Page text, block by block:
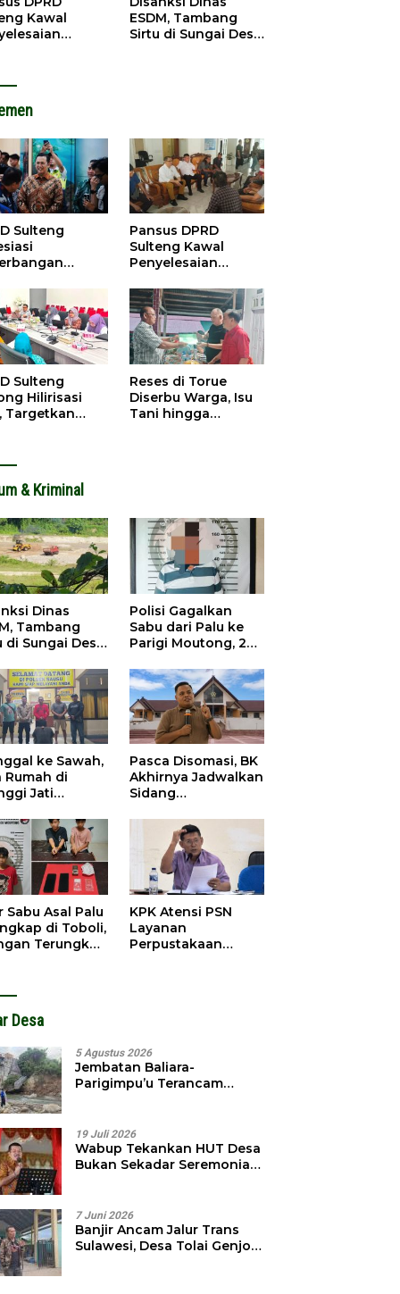
Kawal
ESDM, Tambang
Sirtu di Sungai Desa
Sulteng
Dorong
Pansus DPRD
Sulteng Kawal
Penyelesaian
Sawit di Tolitoli
Sulteng
Hilirisasi
Targetkan
Reses di Torue
Diserbu Warga, Isu
Tani hingga
& Kriminal
Dinas
Tambang
di Sungai Desa
Polisi Gagalkan
Sabu dari Palu ke
Parigi Moutong, 2
Ditangkap
ke Sawah,
Rumah di
Jati
Dini Hari
Pasca Disomasi, BK
Akhirnya Jadwalkan
Sidang
Terhadap Selpina
Sabu Asal Palu
di Toboli,
Terungkap
KPK Atensi PSN
Layanan
Perpustakaan
Desa
5 Agustus 2026
Jembatan Baliara-
Parigimpu’u Terancam
19 Juli 2026
Wabup Tekankan HUT Desa
Bukan Sekadar Seremonial,
7 Juni 2026
Banjir Ancam Jalur Trans
Sulawesi, Desa Tolai Genjot